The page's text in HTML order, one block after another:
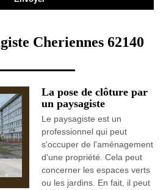
Cheriennes 62140
La pose de clôture par
un paysagiste
Le paysagiste est un
professionnel qui peut
s'occuper de l'aménagement
d'une propriété. Cela peut
concerner les espaces verts
ou les jardins. En fait, il peut